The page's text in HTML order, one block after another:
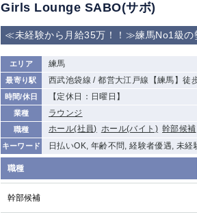
Girls Lounge SABO(サボ)
≪未経験から月給35万！！≫練馬No1級の
エリア 練馬
最寄り駅 西武池袋線 / 都営大江戸線【練馬】徒
時間/休日 【定休日：日曜日】
業種 ラウンジ
職種 ホール(社員) ホール(バイト) 幹部候補
キーワード 日払いOK, 年齢不問, 経験者優遇, 未
職種
幹部候補